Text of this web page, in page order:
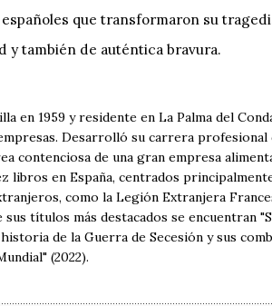
que transformaron su
y también de auténtica bravura.
en 1959 y residente en La Palma del
Desarrolló su carrera profesional
contenciosa de una gran empresa
libros en España, centrados
como la Legión Extranjera
títulos más destacados se encuentran
de la Guerra de Secesión y sus
(2022).